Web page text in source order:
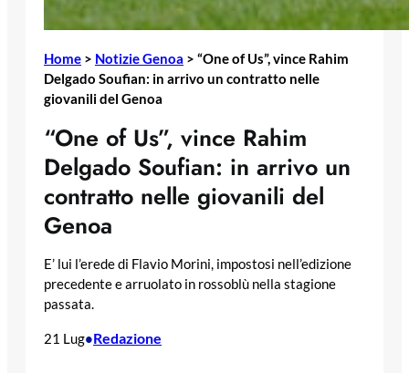
Home > Notizie Genoa > “One of Us”, vince Rahim
Delgado Soufian: in arrivo un contratto nelle
giovanili del Genoa
“One of Us”, vince Rahim
Delgado Soufian: in arrivo un
contratto nelle giovanili del
Genoa
E’ lui l’erede di Flavio Morini, impostosi nell’edizione
precedente e arruolato in rossoblù nella stagione
passata.
21 Lug•Redazione